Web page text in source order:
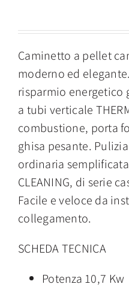
Caminetto a pellet
moderno ed
risparmio energetico
a tubi verticale
combustione, porta
ghisa pesante.
ordinaria
CLEANING, di serie
Facile e veloce da
collegamento.
SCHEDA TECNICA
Potenza 10,7 Kw